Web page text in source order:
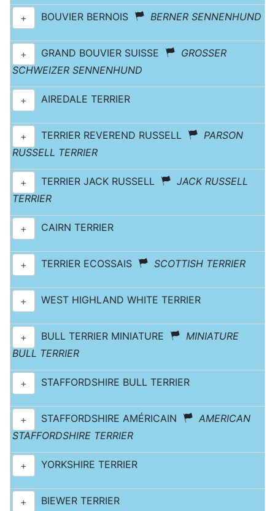
+ BOUVIER BERNOIS BERNER SENNENHUND
+ GRAND BOUVIER SUISSE
GROSSER
SCHWEIZER SENNENHUND
+ AIREDALE TERRIER
+ TERRIER REVEREND RUSSELL
PARSON
RUSSELL TERRIER
+ TERRIER JACK RUSSELL
JACK RUSSELL
TERRIER
+ CAIRN TERRIER
+ TERRIER ECOSSAIS SCOTTISH TERRIER
+ WEST HIGHLAND WHITE TERRIER
+ BULL TERRIER MINIATURE
MINIATURE
BULL TERRIER
+ STAFFORDSHIRE BULL TERRIER
+ STAFFORDSHIRE AMÉRICAIN
AMERICAN
STAFFORDSHIRE TERRIER
+ YORKSHIRE TERRIER
+ BIEWER TERRIER